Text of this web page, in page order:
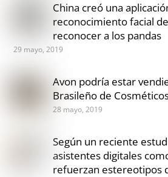
China creó una
reconocimiento facial
reconocer a los pandas
29 mayo, 2019
Avon podría estar
Brasileño de
28 mayo, 2019
Según un reciente
asistentes digitales
refuerzan estereotipos